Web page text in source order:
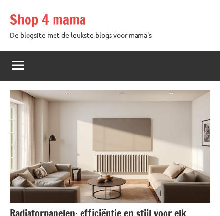
content
Shop 4 mama
De blogsite met de leukste blogs voor mama's